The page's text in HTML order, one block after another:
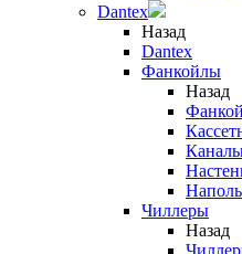
Dantex
Назад
Dantex
Фанкойлы
Назад
Чиллеры
Назад